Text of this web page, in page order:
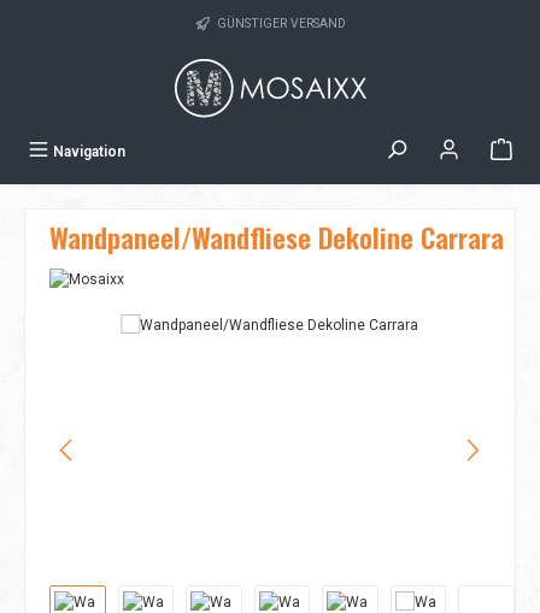
GÜNSTIGER VERSAND
Navigation
Wandpaneel/Wandfliese Dekoline Carrara
Bildergalerie überspringen